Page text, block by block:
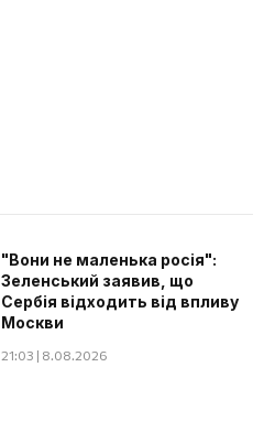
"Вони не маленька росія":
Зеленський заявив, що
Сербія відходить від впливу
Москви
21:03 | 8.08.2026